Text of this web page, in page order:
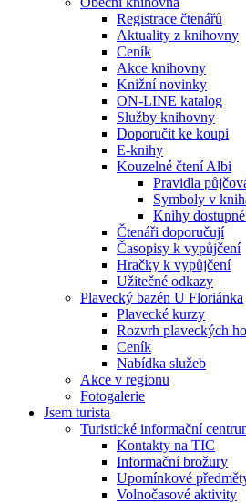
Registrace čtenářů
Aktuality z knihovny
Ceník
Akce knihovny
Knižní novinky
ON-LINE katalog
Služby knihovny
Doporučit ke koupi
E-knihy
Kouzelné čtení Albi
Pravidla
Symboly v
Knihy
Čtenáři doporučují
Časopisy k vypůjčení
Hračky k vypůjčení
Užitečné odkazy
Plavecký bazén U Floriánka
Plavecké kurzy
Rozvrh plaveckých
Ceník
Nabídka služeb
Akce v regionu
Fotogalerie
Jsem turista
Turistické informační
Kontakty na TIC
Informační brožury
Upomínkové
Volnočasové aktivity